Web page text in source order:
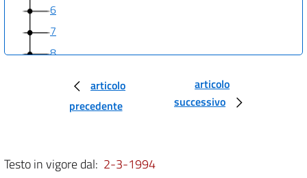
6
7
8
articolo
precedente
articolo
successivo
Testo in vigore dal: 2-3-1994